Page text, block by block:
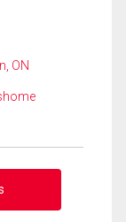
ON